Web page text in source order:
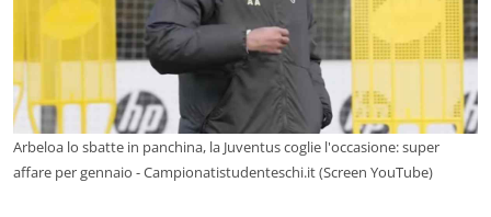
Arbeloa lo sbatte in panchina, la Juventus coglie l'occasione: super
affare per gennaio - Campionatistudenteschi.it (Screen YouTube)